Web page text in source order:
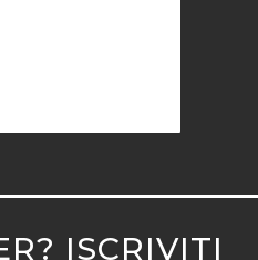
ISCRIVITI